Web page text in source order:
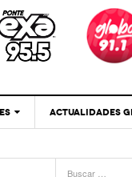
‘Se
ACTUALIDADES